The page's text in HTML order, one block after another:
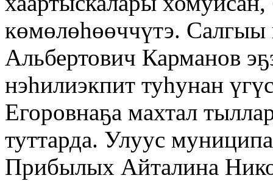
көмөлөһөөччүтэ.
Альбертович Карманов
нэһилиэкпит туһунан
Егоровнаҕа махтал
туттарда. Улуус
Прибылых Айталина